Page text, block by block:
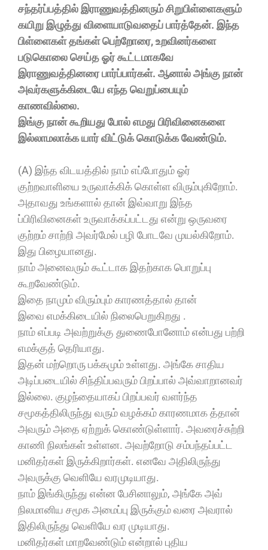
சந்தர்ப்பத்தில் இராணுவத்தினரும் சிறுபிள்ளைகளும்
கயிறு இழுத்து விளையாடுவதைப் பார்த்தேன். இந்த
பிள்ளைகள் தங்கள் பெற்றோரை, உறவினர்களை
படுகொலை செய்த ஓர் கூட்டமாகவே
இராணுவத்தினரை பார்ப்பார்கள். ஆனால் அங்கு நான்
அவர்களுக்கிடையே எந்த வெறுப்பையும்
காணவில்லை.
இங்கு நான் கூறியது போல் எமது பிரிவினைகளை
இல்லாமலாக்க யார் விட்டுக் கொடுக்க வேண்டும்.
(A) இந்த விடயத்தில் நாம் எப்போதும் ஓர்
குற்றவாளியை உருவாக்கிக் கொள்ள விரும்புகிறோம்.
அதாவது உங்களால் தான் இவ்வாறு இந்த
ப்பிரிவினைகள் உருவாக்கப்பட்டது என்று ஒருவரை
குற்றம் சாற்றி அவர்மேல் பழி போடவே முயல்கிறோம்.
இது பிழையானது.
நாம் அனைவரும் கூட்டாக இதற்காக பொறுப்பு
கூறவேண்டும்.
இதை நாமும் விரும்பும் காரணத்தால் தான்
இவை எமக்கிடையில் நிலைபெறுகிறது .
நாம் எப்படி அவற்றுக்கு துணைபோனோம் என்பது பற்றி
எமக்குத் தெரியாது.
இதன் மற்றொரு பக்கமும் உள்ளது. அங்கே சாதிய
அடிப்படையில் சிந்திப்பவரும் பிறப்பால் அவ்வாறானவர்
இல்லை. குழந்தையாகப் பிறப்பவர் வளர்ந்த
சமூகத்திலிருந்து வரும் வழக்கம் காரணமாக த்தான்
அவரும் அதை ஏற்றுக் கொண்டுள்ளார். அவரைச்சுற்றி
காணி நிலங்கள் உள்ளன. அவற்றோடு சம்பந்தப்பட்ட
மனிதர்கள் இருக்கிறார்கள். எனவே அதிலிருந்து
அவருக்கு வெளியே வரமுடியாது.
நாம் இங்கிருந்து என்ன பேசினாலும், அங்கே அவ்
நிலமானிய சமூக அமைப்பு இருக்கும் வரை அவரால்
இதிலிருந்து வெளியே வர முடியாது.
மனிதர்கள் மாறவேண்டும் என்றால் புதிய